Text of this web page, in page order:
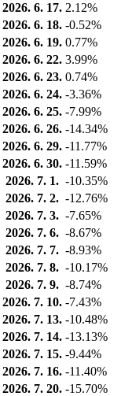
2026. 6. 17. 2.12%
2026. 6. 18. -0.52%
2026. 6. 19. 0.77%
2026. 6. 22. 3.99%
2026. 6. 23. 0.74%
2026. 6. 24. -3.36%
2026. 6. 25. -7.99%
2026. 6. 26. -14.34%
2026. 6. 29. -11.77%
2026. 6. 30. -11.59%
2026. 7. 1. -10.35%
2026. 7. 2. -12.76%
2026. 7. 3. -7.65%
2026. 7. 6. -8.67%
2026. 7. 7. -8.93%
2026. 7. 8. -10.17%
2026. 7. 9. -8.74%
2026. 7. 10. -7.43%
2026. 7. 13. -10.48%
2026. 7. 14. -13.13%
2026. 7. 15. -9.44%
2026. 7. 16. -11.40%
2026. 7. 20. -15.70%